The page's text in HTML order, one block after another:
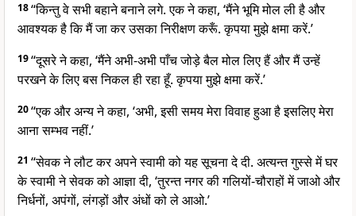
18“किन्तु वे सभी बहाने बनाने लगे. एक ने कहा, ‘मैंने भूमि मोल ली है और
आवश्यक है कि मैं जा कर उसका निरीक्षण करूँ. कृपया मुझे क्षमा करें.’
19“दूसरे ने कहा, ‘मैंने अभी-अभी पाँच जोड़े बैल मोल लिए हैं और मैं उन्हें
परखने के लिए बस निकल ही रहा हूँ. कृपया मुझे क्षमा करें.’
20“एक और अन्य ने कहा, ‘अभी, इसी समय मेरा विवाह हुआ है इसलिए मेरा
आना सम्भव नहीं.’
21 “सेवक ने लौट कर अपने स्वामी को यह सूचना दे दी. अत्यन्त गुस्से में घर
के स्वामी ने सेवक को आज्ञा दी, ‘तुरन्त नगर की गलियों-चौराहों में जाओ और
निर्धनों, अपंगों, लंगड़ों और अंधों को ले आओ.’